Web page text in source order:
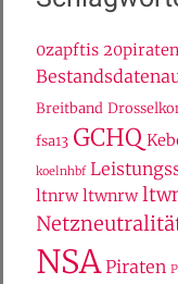
0zapftis 20piraten
Breitband
fsa13 GCHQ
koelnhbf
ltnrw ltwnrw
NSA Piraten